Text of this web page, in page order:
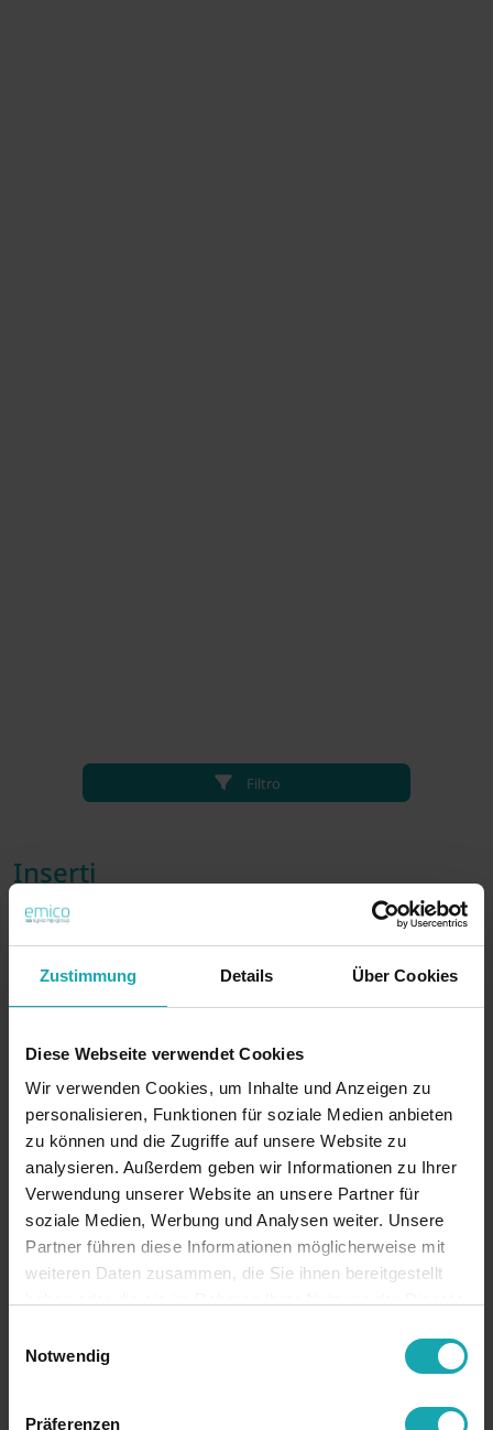
Zustimmung Details Über Cookies
Diese Webseite verwendet Cookies
Wir verwenden Cookies, um Inhalte und Anzeigen zu
personalisieren, Funktionen für soziale Medien anbieten
zu können und die Zugriffe auf unsere Website zu
analysieren. Außerdem geben wir Informationen zu Ihrer
Verwendung unserer Website an unsere Partner für
soziale Medien, Werbung und Analysen weiter. Unsere
Partner führen diese Informationen möglicherweise mit
weiteren Daten zusammen, die Sie ihnen bereitgestellt
Notwendig
Präferenzen
Filtro
Inserti
Gli inserti sono una soluzione consolidata nel campo
della tecnologia di connessione industriale. Questi
componenti specializzati combinano un'efficienza di
componenti durevoli e affidabili in un'ampia gamma di
applicazioni industriali.
Specifiche tecniche
Materiale
I nostri inserti sono realizzati in poliammide (PA) che ha
le seguenti proprietà del materiale:
Elevata resistenza meccanica
Resistenza alla temperatura
Queste proprietà del materiale rendono gli inserti ideali
per applicazioni con requisiti di isolamento elettrico e